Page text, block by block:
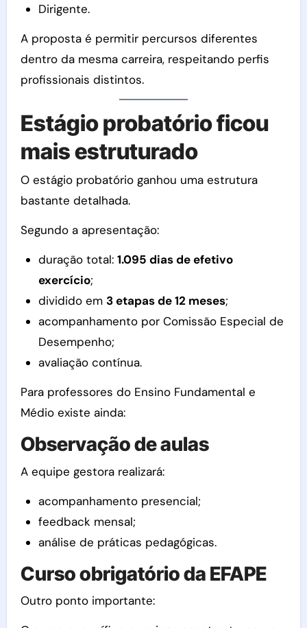
Dirigente.
A proposta é permitir percursos diferentes
dentro da mesma carreira, respeitando perfis
profissionais distintos.
Estágio probatório ficou
mais estruturado
O estágio probatório ganhou uma estrutura
bastante detalhada.
Segundo a apresentação:
duração total: 1.095 dias de efetivo
exercício;
dividido em 3 etapas de 12 meses;
acompanhamento por Comissão Especial de
Desempenho;
avaliação contínua.
Para professores do Ensino Fundamental e
Médio existe ainda:
Observação de aulas
A equipe gestora realizará:
acompanhamento presencial;
feedback mensal;
análise de práticas pedagógicas.
Curso obrigatório da EFAPE
Outro ponto importante: